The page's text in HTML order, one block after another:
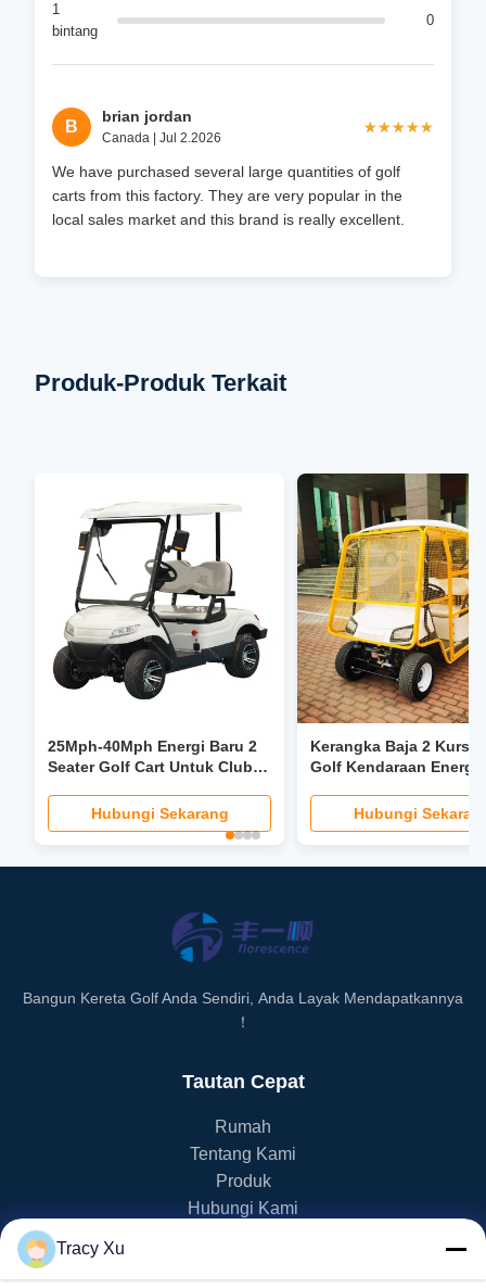
1
bintang
0
B
brian jordan
Canada | Jul 2.2026
★★★★★
★★★★★
We have purchased several large quantities of golf
carts from this factory. They are very popular in the
local sales market and this brand is really excellent.
Produk-Produk Terkait
25Mph-40Mph Energi Baru 2
Seater Golf Cart Untuk Club
Hubungi Sekarang
Kerangka Baja 2 Kursi
Golf Kendaraan Energi
Baterai Daya
Hubungi
Bangun Kereta Golf Anda Sendiri, Anda Layak Mendapatkannya
！
Tautan Cepat
Rumah
Tentang Kami
Produk
Hubungi Kami
Tracy Xu